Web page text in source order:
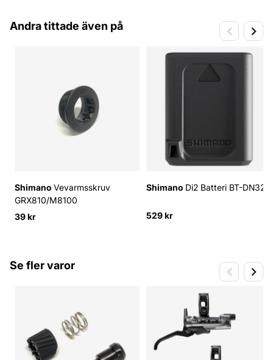
Andra tittade även på
Shimano Vevarmsskruv
GRX810/M8100
39 kr
Shimano Di2 Batteri BT-DN320
529 kr
Se fler varor